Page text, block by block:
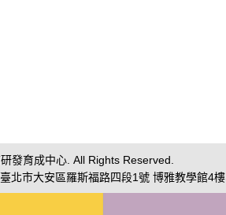
發育成中心. All Rights Reserved.
北市大安區羅斯福路四段1號 博雅教學館4樓